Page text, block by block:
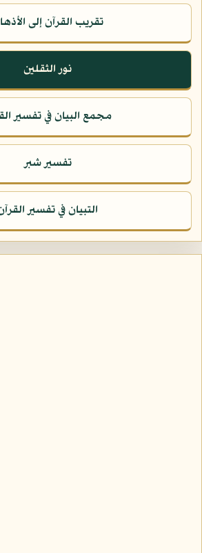
تقريب القرآن إلى
نور الثقلين
مجمع البيان في تفسير
تفسير شبر
التبيان في تفسير